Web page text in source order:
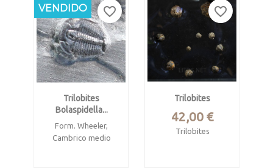
Trilobites
Bolaspidella...
Form. Wheeler,
Cambrico medio
NUEVO
VENDIDO favorite_border
Trilobites
Precio
42,00 €
Trilobites
favorite_border